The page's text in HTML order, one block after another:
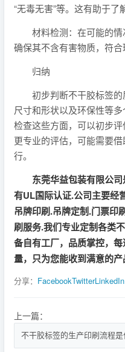
“无毒无害”等。这有助于了
材料检测：在可能的情
确保其不含有害物质，符合
归纳
初步判断不干胶标签的
尺寸和形状以及环保性等
检查这些方面，可以初步
更专业的评估，可能需要
行。
东莞华益包装有限公
有UL国际认证.公司主要经
吊牌印刷.吊牌定制.门票印
刷服务.我们专业定制各类
备自有工厂，品质掌控，
量，只为您能收到满意的产
分享： FacebookTwitterLinkedIn
上一篇：
不干胶标签的生产印刷流程是